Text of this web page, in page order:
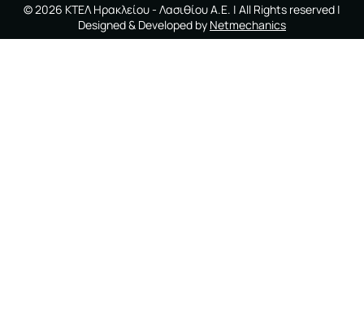
©2026 ΚΤΕΛ Ηρακλείου - Λασιθίου A.E. | All Rights reserved |
Designed & Developed by Netmechanics